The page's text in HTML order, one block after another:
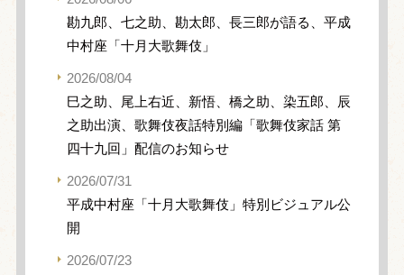
勘九郎、七之助、勘太郎、長三郎が語る、平成
中村座「十月大歌舞伎」
2026/08/04
巳之助、尾上右近、新悟、橋之助、染五郎、辰
之助出演、歌舞伎夜話特別編「歌舞伎家話 第
四十九回」配信のお知らせ
2026/07/31
平成中村座「十月大歌舞伎」特別ビジュアル公
開
2026/07/23